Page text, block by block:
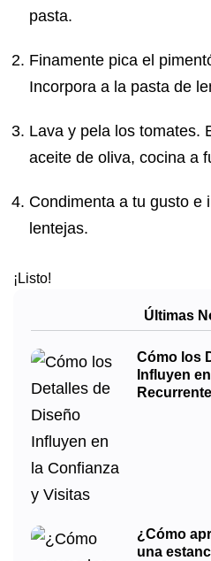
pasta.
Finamente pica el
Incorpora a la pasta de
Lava y pela los tomates.
aceite de oliva, cocina a
Condimenta a tu gusto e
lentejas.
¡Listo!
Últimas
Cómo los
Influyen
¿Cómo
una